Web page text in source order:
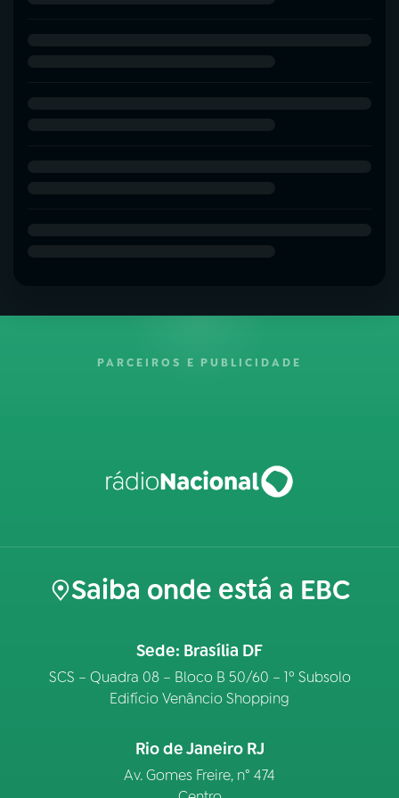
PARCEIROS E PUBLICIDADE
Saiba onde está a EBC
Sede: Brasília DF
SCS – Quadra 08 – Bloco B 50/60 – 1º Subsolo
Edifício Venâncio Shopping
Rio de Janeiro RJ
Av. Gomes Freire, n° 474